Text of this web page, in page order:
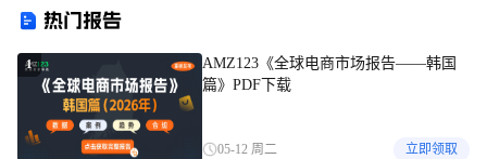
热门报告
1
AMZ123《全球电商市场报告——韩国
篇》PDF下载
05-12 周二 立即领取